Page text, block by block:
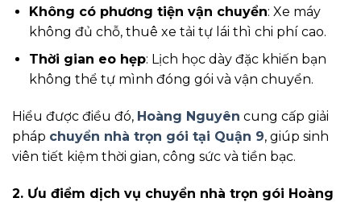
Không có phương tiện vận chuyển: Xe máy
không đủ chỗ, thuê xe tải tự lái thì chi phí cao.
Thời gian eo hẹp: Lịch học dày đặc khiến bạn
không thể tự mình đóng gói và vận chuyển.
Hiểu được điều đó, Hoàng Nguyên cung cấp giải
pháp chuyển nhà trọn gói tại Quận 9, giúp sinh
viên tiết kiệm thời gian, công sức và tiền bạc.
2. Ưu điểm dịch vụ chuyển nhà trọn gói Hoàng